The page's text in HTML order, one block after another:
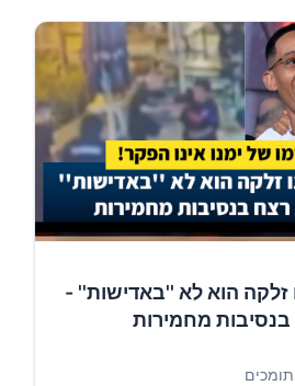
זלקה הוא לא ''באדישות'' -
מחמירות
תומכים